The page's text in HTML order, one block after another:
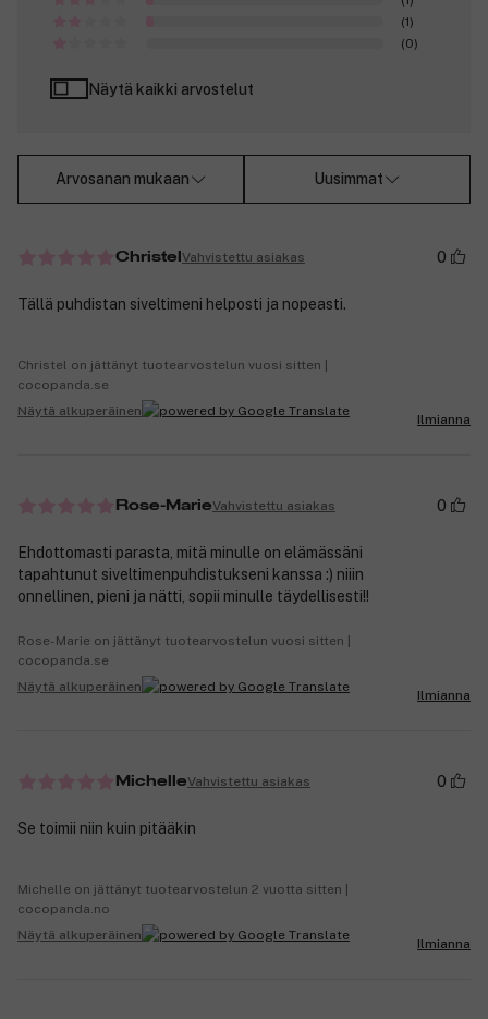
(1)
(0)
Näytä kaikki arvostelut
Arvosanan mukaan Uusimmat
Christel Vahvistettu asiakas 0
Tällä puhdistan siveltimeni helposti ja nopeasti.
Christel on jättänyt tuotearvostelun vuosi sitten |
cocopanda.se
Näytä alkuperäinen
Ilmianna
Rose-MarieVahvistettu asiakas 0
Ehdottomasti parasta, mitä minulle on elämässäni
tapahtunut siveltimenpuhdistukseni kanssa :) niiin
onnellinen, pieni ja nätti, sopii minulle täydellisesti!!
Rose-Marie on jättänyt tuotearvostelun vuosi sitten |
cocopanda.se
Näytä alkuperäinen
Ilmianna
MichelleVahvistettu asiakas 0
Se toimii niin kuin pitääkin
Michelle on jättänyt tuotearvostelun 2 vuotta sitten |
cocopanda.no
Näytä alkuperäinen
Ilmianna